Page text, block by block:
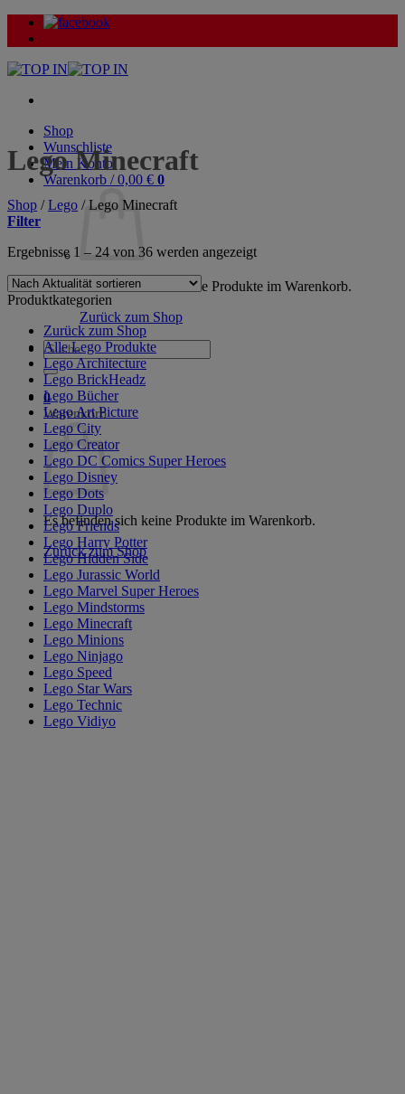
Zum
Inhalt
Shop
Wunschliste
Mein Konto
Warenkorb /0,00 € 0
Es befinden sich keine Produkte im Warenkorb.
Zurück zum Shop
Suche
nach:
0
Warenkorb
Es befinden sich keine Produkte im Warenkorb.
Zurück zum Shop
Lego Minecraft
Shop / Lego /Lego Minecraft
Filter
Ergebnisse 1 – 24 von 36 werden angezeigtNach
sortiert
Produktkategorien
Zurück zum Shop
Alle Lego Produkte
Lego Architecture
Lego BrickHeadz
Lego Bücher
Lego Art Picture
Lego City
Lego Creator
Lego DC Comics Super Heroes
Lego Disney
Lego Dots
Lego Duplo
Lego Friends
Lego Harry Potter
Lego Hidden Side
Lego Jurassic World
Lego Marvel Super Heroes
Lego Mindstorms
Lego Minecraft
Lego Minions
Lego Ninjago
Lego Speed
Lego Star Wars
Lego Technic
Lego Vidiyo